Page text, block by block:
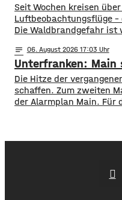
​​Seit Wochen kreisen
Luftbeobachtungsflüge
Die Waldbrandgefahr ist
finden deshalb am
Die Flugzeuge halten
Brandherden. ​Die
in den Wäldern, sondern
notes 06. August 2026 17:03
Unterfranken:
Die Hitze der
schaffen. Zum zweiten
der Alarmplan Main. Für